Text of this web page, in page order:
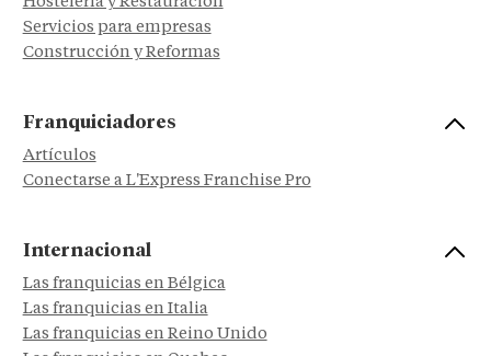
Servicios para empresas
Construcción y Reformas
Franquiciadores
Artículos
Conectarse a L'Express Franchise Pro
Internacional
Las franquicias en Bélgica
Las franquicias en Italia
Las franquicias en Reino Unido